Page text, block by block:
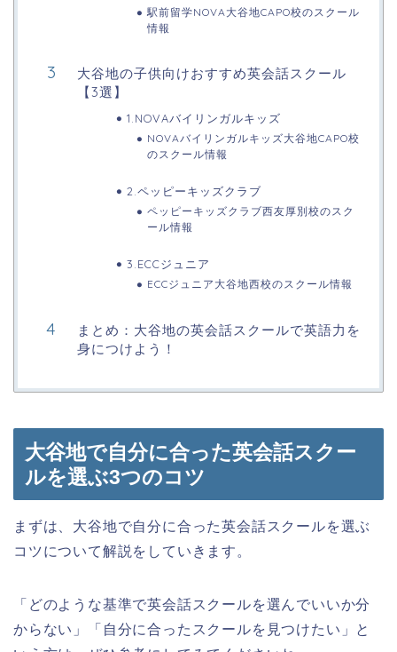
駅前留学NOVA大谷地CAPO校のスクール
情報
大谷地の子供向けおすすめ英会話スクール
【3選】
1.NOVAバイリンガルキッズ
NOVAバイリンガルキッズ大谷地CAPO校
のスクール情報
2.ペッピーキッズクラブ
ペッピーキッズクラブ西友厚別校のスク
ール情報
3.ECCジュニア
ECCジュニア大谷地西校のスクール情報
まとめ：大谷地の英会話スクールで英語力を
身につけよう！
大谷地で自分に合った英会話スクー
ルを選ぶ3つのコツ
まずは、大谷地で自分に合った英会話スクールを選ぶ
コツについて解説をしていきます。
「どのような基準で英会話スクールを選んでいいか分
からない」「自分に合ったスクールを見つけたい」と